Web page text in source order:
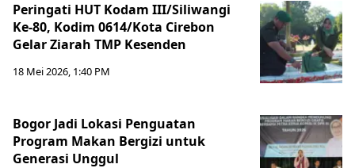
Peringati HUT Kodam III/Siliwangi
Ke-80, Kodim 0614/Kota Cirebon
Gelar Ziarah TMP Kesenden
18 Mei 2026, 1:40 PM
Bogor Jadi Lokasi Penguatan
Program Makan Bergizi untuk
Generasi Unggul